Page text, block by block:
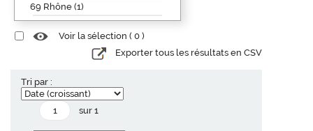
69 Rhône (1)
Voir la sélection ( 0 )
Exporter tous les résultats en CSV
Tri par :
sur 1